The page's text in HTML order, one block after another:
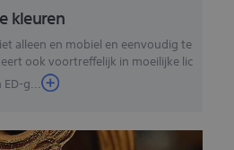
kleuren
alleen en mobiel en eenvoudig te
ook voortreffelijk in moeilijke lic
g...